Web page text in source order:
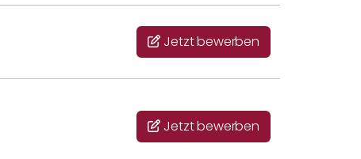
Jetzt bewerben
Jetzt bewerben